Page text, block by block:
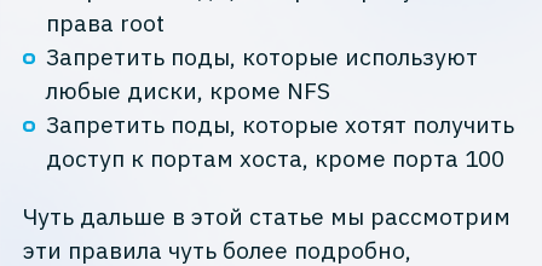
права root
Запретить поды, которые используют
любые диски, кроме NFS
Запретить поды, которые хотят получить
доступ к портам хоста, кроме порта 100
Чуть дальше в этой статье мы рассмотрим
эти правила чуть более подробно,